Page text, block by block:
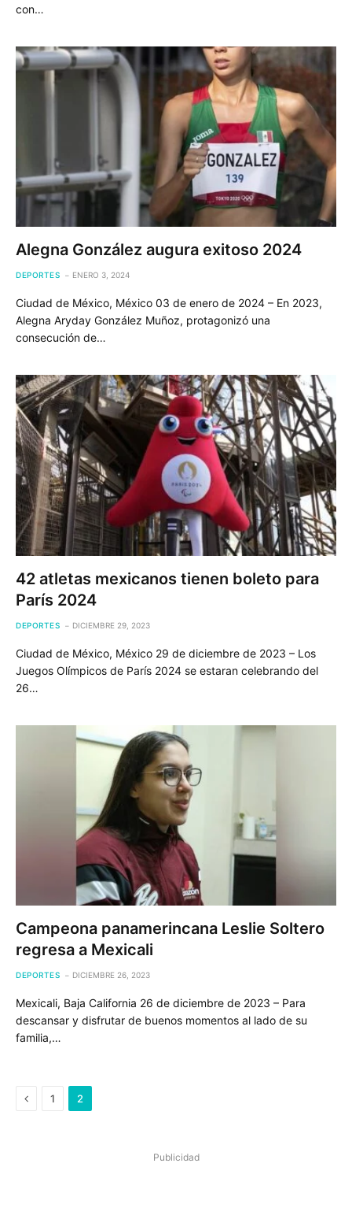
con…
Alegna González augura exitoso 2024
DEPORTES ENERO 3, 2024
Ciudad de México, México 03 de enero de 2024 – En 2023,
Alegna Aryday González Muñoz, protagonizó una
consecución de…
42 atletas mexicanos tienen boleto para
París 2024
DEPORTES DICIEMBRE 29, 2023
Ciudad de México, México 29 de diciembre de 2023 – Los
Juegos Olímpicos de París 2024 se estaran celebrando del
26…
Campeona panamerincana Leslie Soltero
regresa a Mexicali
DEPORTES DICIEMBRE 26, 2023
Mexicali, Baja California 26 de diciembre de 2023 – Para
descansar y disfrutar de buenos momentos al lado de su
familia,…
Previous
1 2
Publicidad